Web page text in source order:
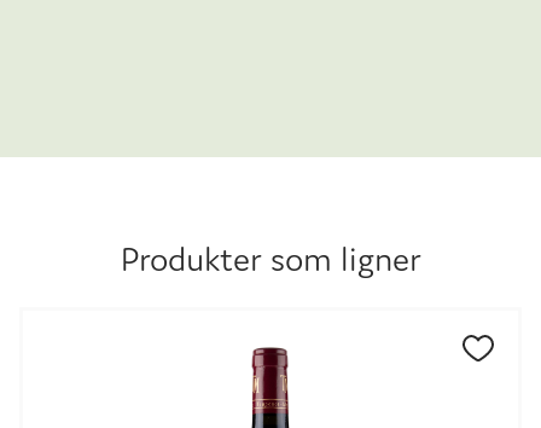
Produkter som ligner